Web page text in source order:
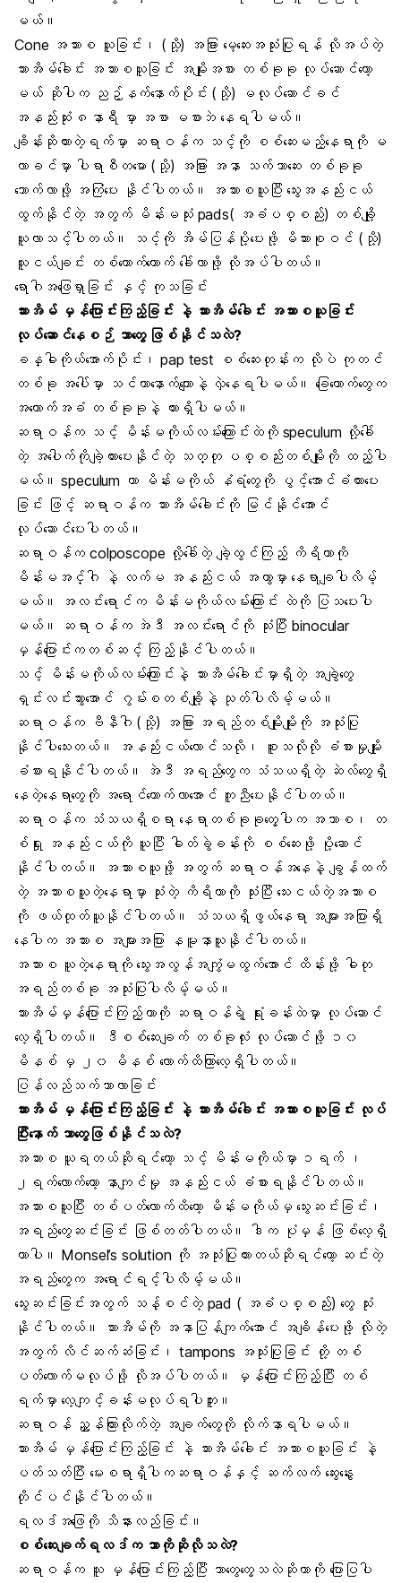
မယ်။
Cone အသားစ ယူခြင်း၊ (သို့) အခြား မေ့ဆေးအသုံးပြုရန် လိုအပ်တဲ့
သားအိမ်ခေါင်း အသားစယူခြင်း အမျိုးအစား တစ်ခုခု လုပ်ဆောင်တော့
မယ် ဆိုပါက ညဉ့်နက်နောက်ပိုင်း (သို့) မလုပ်ဆောင်ခင်
အနည်းဆုံး ၈နာရီ မှာ အစာ မစားဘဲ နေရပါမယ်။
ချိန်းဆိုထားတဲ့ရက်မှာ ဆရာဝန်က သင့်ကို စစ်ဆေးမည့်နေရာကို မ
လာခင်မှာ ပါရာစီတမော (သို့) အခြား အနာ သက်သာဆေး တစ်ခုခု
သောက်လာဖို့ အကြံပေး နိုင်ပါတယ်။ အသားစယူပြီး သွေးအနည်းငယ်
ထွက်နိုင်တဲ့ အတွက် မိန်းမသုံး pads( အခံပစ္စည်း) တစ်ချို့
ယူလာသင့်ပါတယ်။ သင့်ကို အိမ်ပြန်ပို့ပေးဖို့ မိသားစုဝင် (သို့)
သူငယ်ချင်း တစ်ယောက်ယောက် ခေါ်လာဖို့ လိုအပ်ပါတယ်။
ရောဂါအဖြေရှာခြင်း နှင့် ကုသခြင်း
သားအိမ် မှန်ပြောင်းကြည့်ခြင်း နဲ့ သားအိမ်ခေါင်း အသားစယူခြင်း
လုပ်ဆောင်နေစဉ် ဘာတွေ ဖြစ်နိုင်သလဲ?
ခန္ဓါကိုယ်အောက်ပိုင်း၊ pap test စစ်ဆေးတုန်းက လိုပဲ ကုတင်
တစ်ခု အပေါ်မှာ သင်ဟာနောက်ကျောနဲ့ လှဲနေရပါမယ်။ ခြေထောက်တွေက
အထောက်အခံ တစ်ခုခုနဲ့ ထားရှိပါမယ်။
ဆရာဝန်က သင့် မိန်းမကိုယ်လမ်းကြောင်းထဲကို speculum လို့ခေါ်
တဲ့ အပေါက်ကိုချဲ့ကားပေးနိုင်တဲ့ သတ္တု ပစ္စည်းတစ်မျိုးကို ထည့်ပါ
မယ်။ speculum ဟာ မိန်းမကိုယ် နံရံတွေကို ပွင့်အောင်ခံထားပေး
ခြင်း ဖြင့် ဆရာဝန်က သားအိမ်ခေါင်းကို မြင်နိုင်အောင်
လုပ်ဆောင်ပေးပါတယ်။
ဆရာဝန်က colposcope လို့ခေါ်တဲ့ ချဲ့ထွင်ကြည့် ကိရိယာကို
မိန်းမအင်္ဂါ နဲ့ လက်မ အနည်းငယ် အကွာမှာ နေရာချပါလိမ့်
မယ်။ အလင်းရောင်က မိန်းမကိုယ်လမ်းကြောင်း ထဲကို ပြသပေးပါ
မယ်။ ဆရာဝန်က အဲဒီ အလင်းရောင်ကို သုံးပြီး binocular
မှန်ပြောင်းကတစ်ဆင့် ကြည့်နိုင်ပါတယ်။
သင့် မိန်းမကိုယ်လမ်းကြောင်းနဲ့ သားအိမ်ခေါင်းမှာရှိတဲ့ အချွဲတွေ
ရှင်းလင်းသွားအောင် ဂွမ်းစတစ်ချို့နဲ့ သုတ်ပါလိမ့်မယ်။
ဆရာဝန်က ဗီနီဂါ (သို့) အခြား အရည်တစ်မျိုးမျိုးကို အသုံးပြု
နိုင်ပါသေးတယ်။ အနည်းငယ်လောင်သလို၊ စူးသလိုလို ခံစားမှုမျိုး
ခံစားရနိုင်ပါတယ်။ အဲဒီ အရည်တွေက သံသယရှိတဲ့ ဆဲလ်တွေရှိ
နေတဲ့နေရာတွေကို အရောင်တောက်လာအောင် ကူညီပေးနိုင်ပါတယ်။
ဆရာဝန်က သံသယရှိစရာ နေရာတစ်ခုခုတွေ့ပါက အသာစ၊ တ
စ်ရှုး အနည်းငယ်ကို ယူပြီး ဓါတ်ခွဲခန်းကို စစ်ဆေးဖို့ ပို့ဆောင်
နိုင်ပါတယ်။ အသားစယူဖို့ အတွက် ဆရာဝန်အနေနဲ့ ချွန်ထက်
တဲ့ အသားစယူတဲ့နေရာမှာ သုံးတဲ့ ကိရိယာကို သုံးပြီး သေးငယ်တဲ့အသားစ
ကို ဖယ်ထုတ်ယူနိုင်ပါတယ်။ သံသယရှိဖွယ်နေရာ အများအပြားရှိ
နေပါက အသားစ အများအပြား နမူနာယူနိုင်ပါတယ်။
အသားစ ယူတဲ့နေရာကို သွေးအလွန်အကျွံမထွက်အောင် ထိန်းဖို့ ဓါတု
အရည်တစ်ခု အသုံးပြုပါလိမ့်မယ်။
သားအိမ်မှန်ပြောင်းကြည့်တာကို ဆရာဝန်ရဲ့ ရုံးခန်းထဲမှာ လုပ်ဆောင်
လေ့ရှိပါတယ်။ ဒီစစ်ဆေးချက် တစ်ခုလုံး လုပ်ဆောင်ဖို့ ၁၀
မိနစ် မှ ၂၀ မိနစ် လောက်ထိကြာလေ့ရှိပါတယ်။
ပြန်လည်သက်သာလာခြင်း
သားအိမ် မှန်ပြောင်းကြည့်ခြင်း နဲ့ သားအိမ်ခေါင်း အသားစယူခြင်း လုပ်
ပြီးနောက် ဘာတွေဖြစ်နိုင်သလဲ?
အသားစ ယူရတယ်ဆိုရင်တော့ သင့် မိန်းမကိုယ်မှာ ၁ရက် ၊
၂ရက်လောက်တော့ နာကျင်မှု အနည်းငယ် ခံစားရနိုင်ပါတယ်။
အသားစယူပြီး တစ်ပတ်လောက်ထိတော့ မိန်းမကိုယ်မှ သွေးဆင်းခြင်း၊
အရည်တွေဆင်းခြင်း ဖြစ်တတ်ပါတယ်။ ဒါက ပုံမှန် ဖြစ်လေ့ရှိ
တာပါ။ Monsel’s solution ကို အသုံးပြုထားတယ်ဆိုရင်တော့ ဆင်းတဲ့
အရည်တွေက အရောင်ရင့်ပါလိမ့်မယ်။
သွေးဆင်းခြင်းအတွက် သန့်စင်တဲ့ pad ( အခံပစ္စည်း) တွေ သုံး
နိုင်ပါတယ်။ သားအိမ်ကို အနာပြန်ကျက်အောင် အချိန်ပေးဖို့ လိုတဲ့
အတွက် လိင်ဆက်ဆံခြင်း၊ tampons အသုံးပြုခြင်း တို့ တစ်
ပတ်လောက်မလုပ်ဖို့ လိုအပ်ပါတယ်။ မှန်ပြောင်းကြည့်ပြီး တစ်
ရက်မှာ လေ့ကျင့်ခန်းမလုပ်ရပါဘူး။
ဆရာဝန် ညွှန်ကြားလိုက်တဲ့ အချက်တွေကို လိုက်နာရပါမယ်။
သားအိမ် မှန်ပြောင်းကြည့်ခြင်း နဲ့ သားအိမ်ခေါင်း အသားစယူခြင်း နဲ့
ပတ်သတ်ပြီး မေးစရာရှိပါကဆရာဝန်နှင့် ဆက်လက် ဆွေးနွေး
တိုင်ပင်နိုင်ပါတယ်။
ရလဒ်အဖြေကို သိနားလည်ခြင်း။
စစ်ဆေးချက်ရလဒ်က ဘာကိုဆိုလိုသလဲ?
ဆရာဝန်က သူ မှန်ပြောင်းကြည့်ပြီး ဘာတွေတွေ့သလဲဆိုတာကို ပြောပြပါ